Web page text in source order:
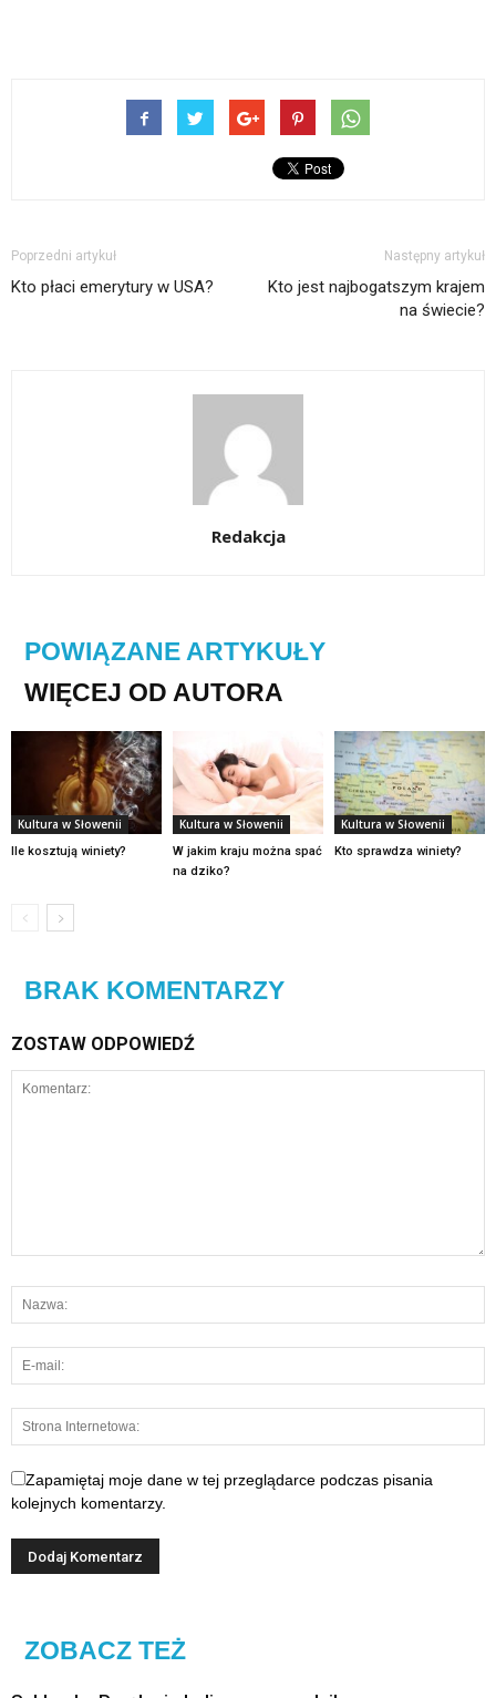
Poprzedni artykuł
Kto płaci emerytury w USA?
Następny artykuł
Kto jest najbogatszym krajem
na świecie?
Redakcja
POWIĄZANE ARTYKUŁY
WIĘCEJ OD AUTORA
Kultura w Słowenii
Ile kosztują winiety?
Kultura w Słowenii
W jakim kraju można spać
na dziko?
Kultura w Słowenii
Kto sprawdza winiety?
BRAK KOMENTARZY
ZOSTAW ODPOWIEDŹ
Zapamiętaj moje dane w tej przeglądarce podczas pisania
kolejnych komentarzy.
ZOBACZ TEŻ